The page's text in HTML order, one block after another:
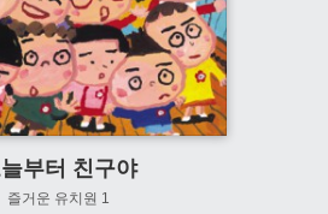
부터 친구야
즐거운 유치원 1